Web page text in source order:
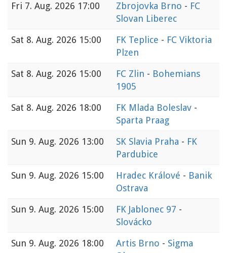
Fri 7. Aug. 2026 17:00 Zbrojovka Brno - FC
Slovan Liberec
Sat 8. Aug. 2026 15:00 FK Teplice - FC Viktoria
Plzen
Sat 8. Aug. 2026 15:00 FC Zlin - Bohemians
1905
Sat 8. Aug. 2026 18:00 FK Mlada Boleslav -
Sparta Praag
Sun 9. Aug. 2026 13:00 SK Slavia Praha - FK
Pardubice
Sun 9. Aug. 2026 15:00 Hradec Králové - Banik
Ostrava
Sun 9. Aug. 2026 15:00 FK Jablonec 97 -
Slovácko
Sun 9. Aug. 2026 18:00 Artis Brno - Sigma